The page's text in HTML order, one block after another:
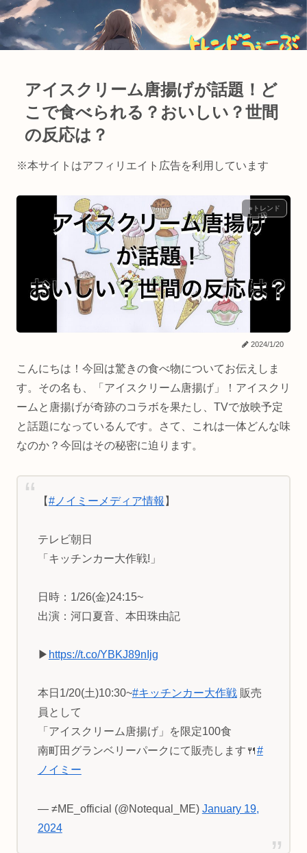
アイスクリーム唐揚げが話題！ど
こで食べられる？おいしい？世間
の反応は？
※本サイトはアフィリエイト広告を利用しています
⭐︎トレンド
2024/1/20
こんにちは！今回は驚きの食べ物についてお伝えしま
す。その名も、「アイスクリーム唐揚げ」！アイスクリ
ームと唐揚げが奇跡のコラボを果たし、TVで放映予定
と話題になっているんです。さて、これは一体どんな味
なのか？今回はその秘密に迫ります。
【#ノイミーメディア情報 】
テレビ朝日
「キッチンカー大作戦!」
日時：1/26(金)24:15~
出演：河口夏音、本田珠由記
▶︎ https://t.co/YBKJ89nIjg
本日1/20(土)10:30~#キッチンカー大作戦販売
員として
「アイスクリーム唐揚げ」を限定100食
南町田グランベリーパークにて販売します🍴#
ノイミー
— ≠ME_official (@Notequal_ME) January 19,
2024